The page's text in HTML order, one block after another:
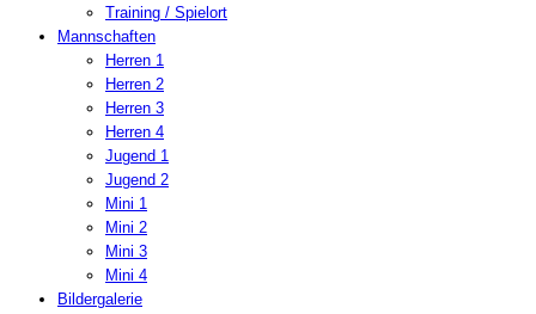
Training / Spielort
Mannschaften
Herren 1
Herren 2
Herren 3
Herren 4
Jugend 1
Jugend 2
Mini 1
Mini 2
Mini 3
Mini 4
Bildergalerie